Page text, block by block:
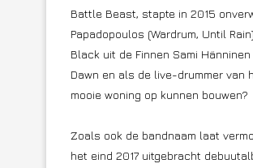
Battle Beast, stapte in 2015
Papadopoulos (Wardrum, Until
Black uit de Finnen Sami
Dawn en als de live-drummer van
mooie woning op kunnen bouwen?
Zoals ook de bandnaam laat
het eind 2017 uitgebracht